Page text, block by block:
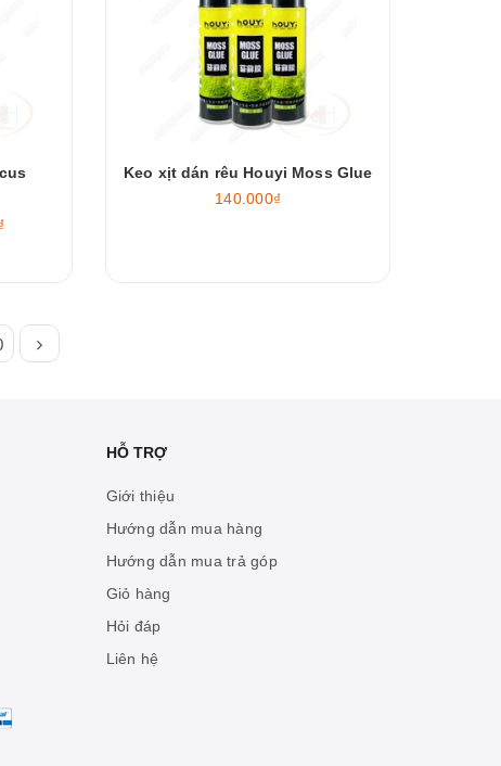
Keo xịt dán rêu Houyi Moss Glue
140.000₫
HỖ TRỢ
Giới thiệu
Hướng dẫn mua hàng
Hướng dẫn mua trả góp
Giỏ hàng
Hỏi đáp
Liên hệ